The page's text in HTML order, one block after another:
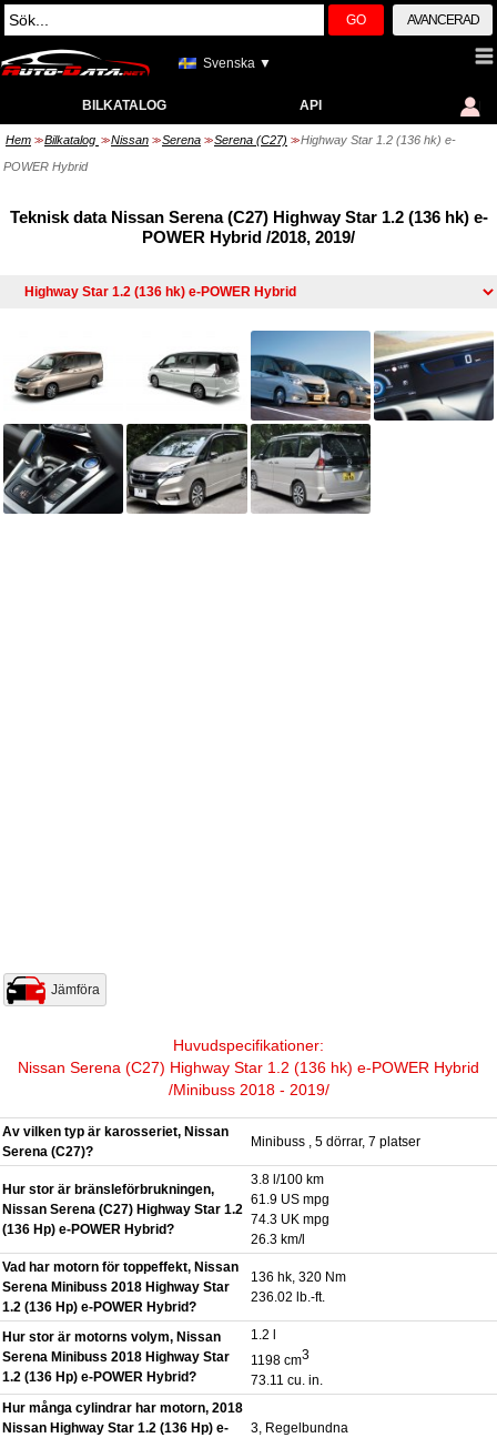
GO AVANCERAD
Svenska ▼
BILKATALOG API
Hem >> Bilkatalog >> Nissan >> Serena >> Serena (C27) >> Highway Star 1.2 (136 hk) e-
POWER Hybrid
Teknisk data Nissan Serena (C27) Highway Star 1.2 (136 hk) e-
POWER Hybrid /2018, 2019/
Jämföra
Huvudspecifikationer:
Nissan Serena (C27) Highway Star 1.2 (136 hk) e-POWER Hybrid
/Minibuss 2018 - 2019/
Av vilken typ är karosseriet, Nissan
Serena (C27)?
Minibuss , 5 dörrar, 7 platser
Hur stor är bränsleförbrukningen,
Nissan Serena (C27) Highway Star 1.2
(136 Hp) e-POWER Hybrid?
3.8 l/100 km
61.9 US mpg
74.3 UK mpg
26.3 km/l
Vad har motorn för toppeffekt, Nissan
Serena Minibuss 2018 Highway Star
1.2 (136 Hp) e-POWER Hybrid?
136 hk, 320 Nm
236.02 lb.-ft.
Hur stor är motorns volym, Nissan
Serena Minibuss 2018 Highway Star
1.2 (136 Hp) e-POWER Hybrid?
1.2 l
1198 cm3
73.11 cu. in.
Hur många cylindrar har motorn, 2018
Nissan Highway Star 1.2 (136 Hp) e-
3, Regelbundna